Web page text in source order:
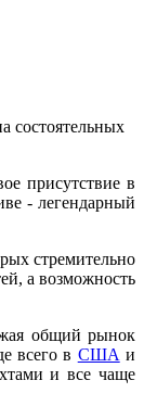
состоятельных
присутствие в
- легендарный
стремительно
а возможность
общий рынок
всего в США и
и все чаще